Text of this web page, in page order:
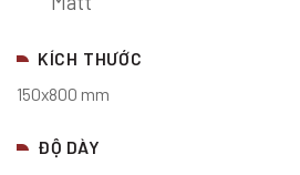
KÍCH THƯỚC
150x800 mm
ĐỘ DÀY